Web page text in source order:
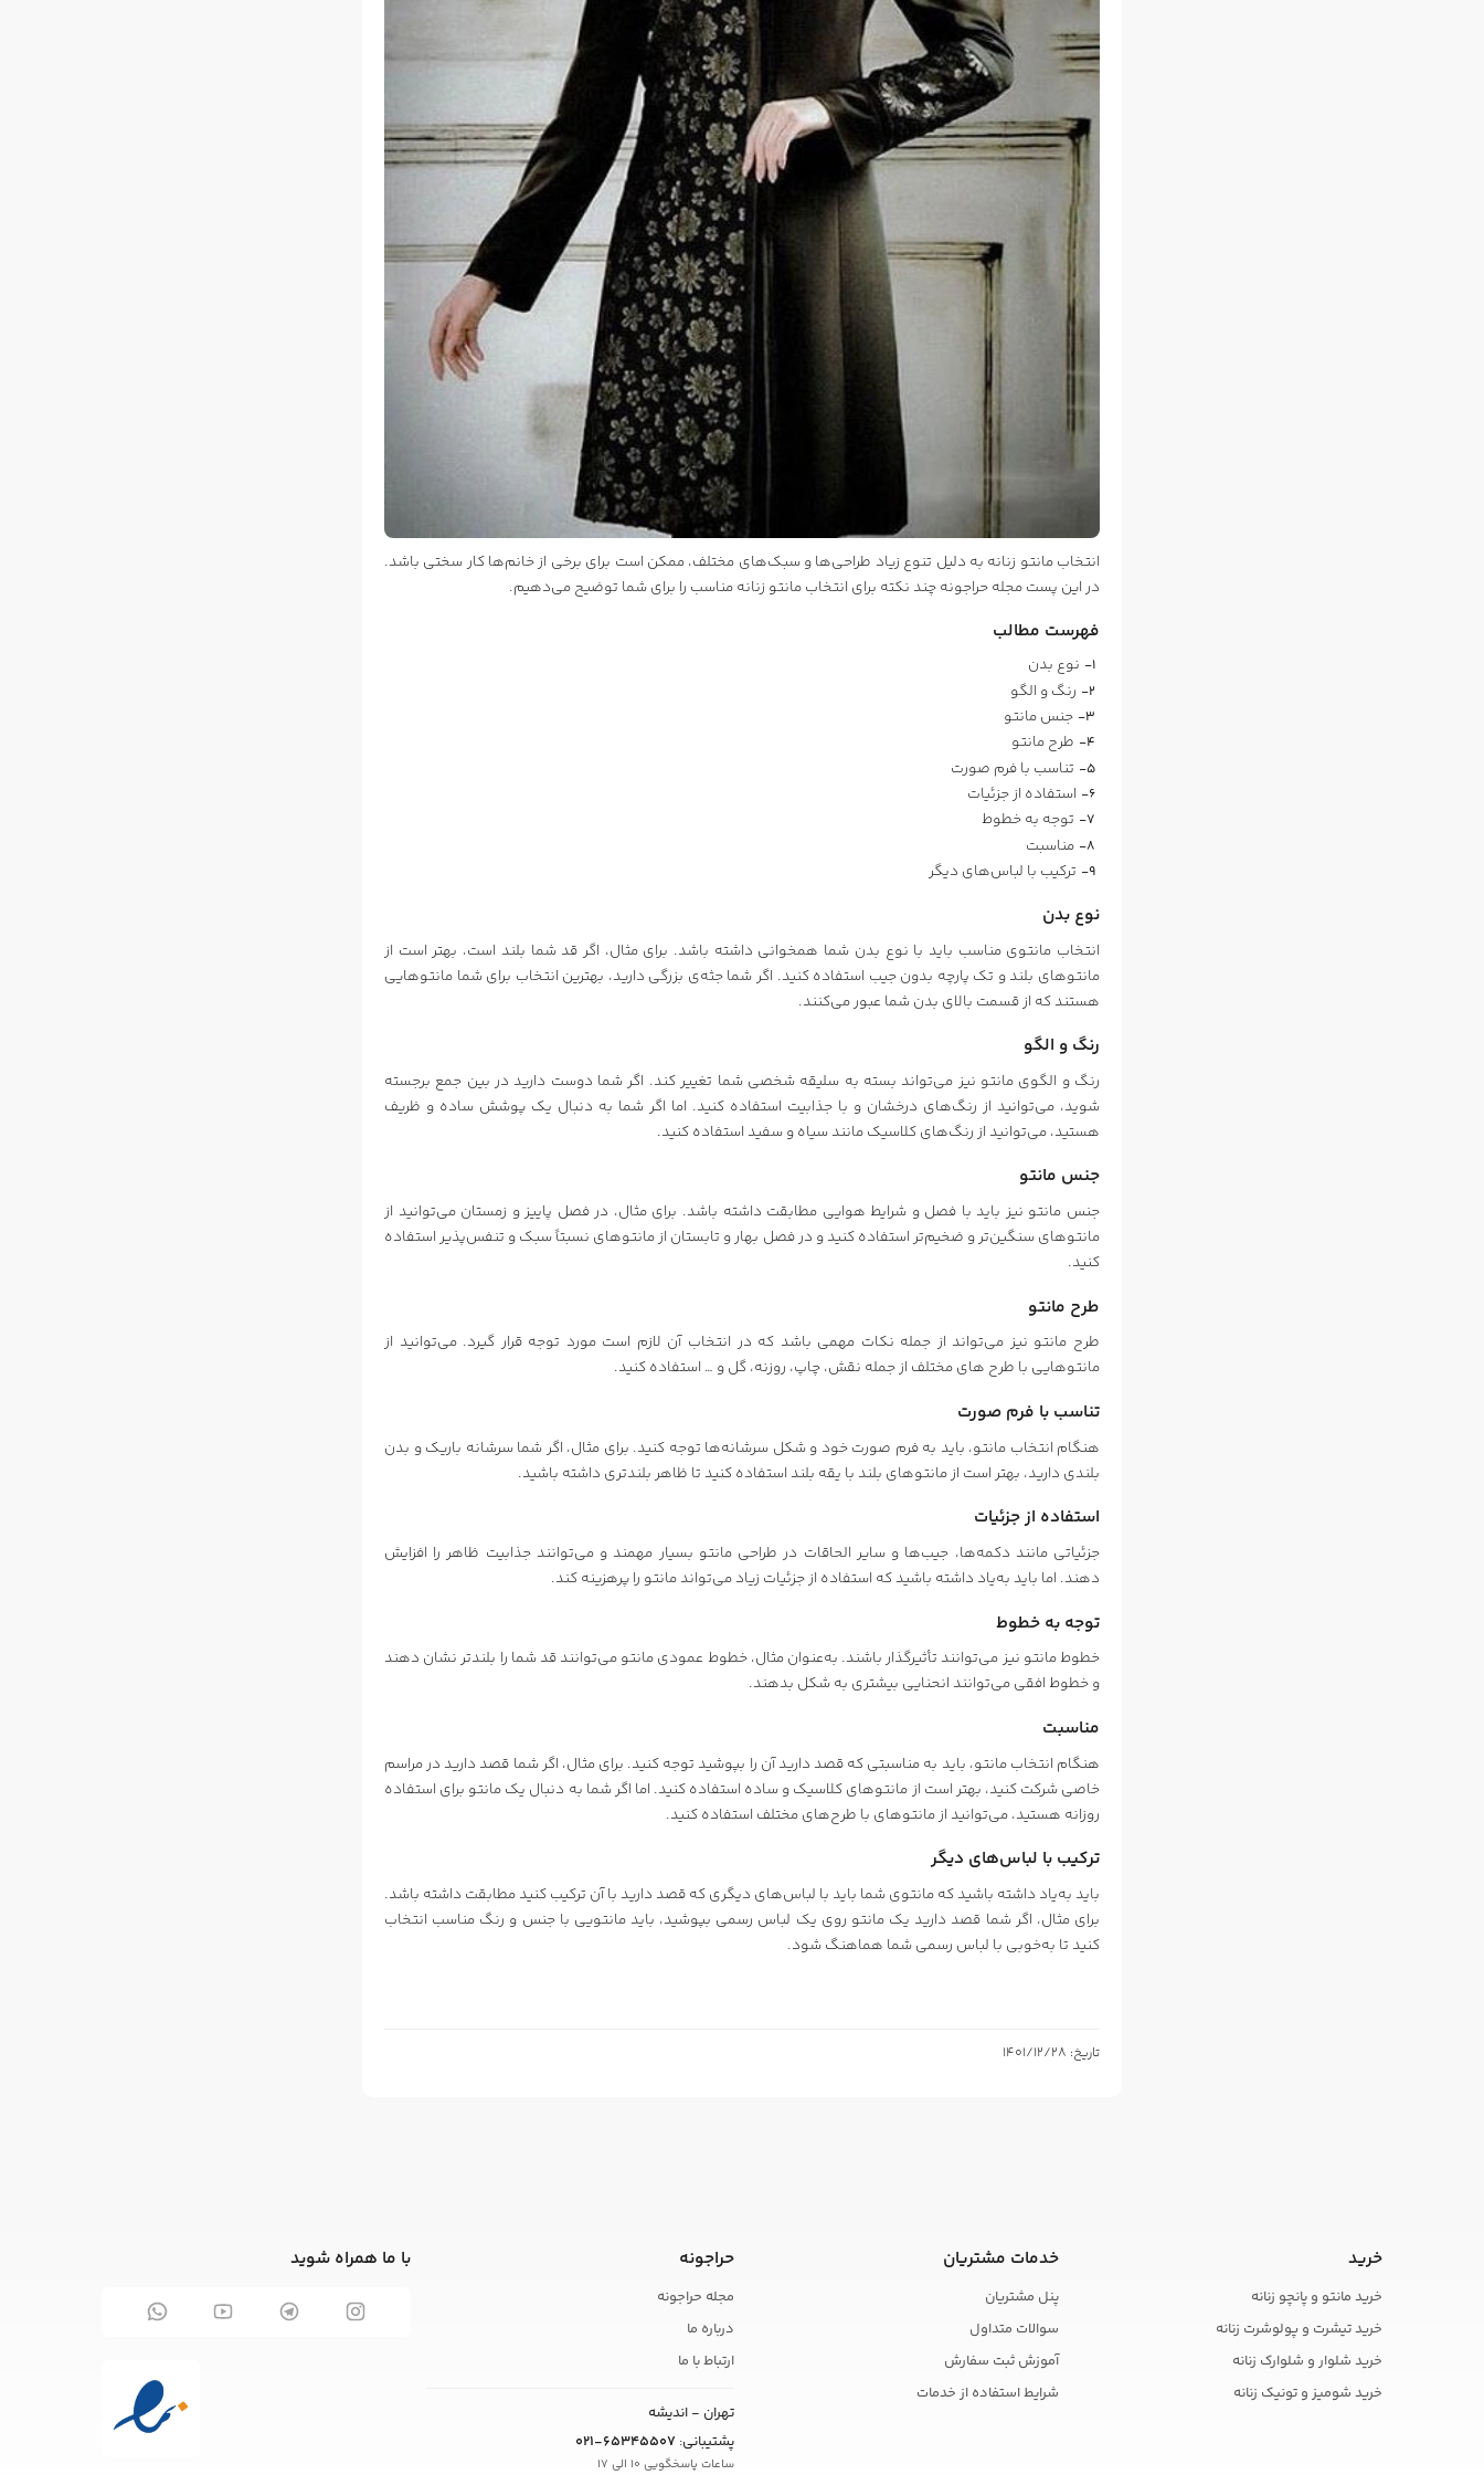
انتخاب مانتو زنانه به دلیل تنوع زیاد طراحی‌ها و سبک‌های مختلف، ممکن است برای برخی از خانم‌ها کار سختی باشد.
در این پستمجلهحراجونهچند نکته برای انتخاب مانتو زنانه مناسب را برای شما توضیح می‌دهیم.
فهرست مطالب
نوع بدن
رنگ و الگو
جنس مانتو
طرح مانتو
تناسب با فرم صورت
استفاده از جزئیات
توجه به خطوط
مناسبت
ترکیب با لباس‌های دیگر
نوع بدن
انتخاب مانتوی مناسب باید با نوع بدن شما همخوانی داشته باشد. برای مثال، اگر قد شما بلند است، بهتر است از
مانتوهای بلند و تک پارچه بدون جیب استفاده کنید. اگر شما جثه‌ی بزرگی دارید، بهترین انتخاب برای شما مانتوهایی
هستند که از قسمت بالای بدن شما عبور می‌کنند.
رنگ و الگو
رنگ و الگوی مانتو نیز می‌تواند بسته به سلیقه شخصی شما تغییر کند. اگر شما دوست دارید در بین جمع برجسته
شوید، می‌توانید از رنگ‌های درخشان و با جذابیت استفاده کنید. اما اگر شما به دنبال یک پوشش ساده و ظریف
هستید، می‌توانید از رنگ‌های کلاسیک مانند سیاه و سفید استفاده کنید.
جنس مانتو
جنس مانتو نیز باید با فصل و شرایط هوایی مطابقت داشته باشد. برای مثال، در فصل پاییز و زمستان می‌توانید از
مانتوهای سنگین‌تر و ضخیم‌تر استفاده کنید و در فصل بهار و تابستان از مانتوهای نسبتاً سبک و تنفس‌پذیر استفاده
کنید.
طرح مانتو
طرح مانتو نیز می‌تواند از جمله نکات مهمی باشد که در انتخاب آن لازم است مورد توجه قرار گیرد. می‌توانید از
مانتوهایی با طرح های مختلف از جمله نقش، چاپ، روزنه، گل و … استفاده کنید.
تناسب با فرم صورت
هنگام انتخاب مانتو، باید به فرم صورت خود و شکل سرشانه‌ها توجه کنید. برای مثال، اگر شما سرشانه باریک و بدن
بلندی دارید، بهتر است از مانتوهای بلند با یقه بلند استفاده کنید تا ظاهر بلندتری داشته باشید.
استفاده از جزئیات
جزئیاتی مانند دکمه‌ها، جیب‌ها و سایر الحاقات در طراحی مانتو بسیار مهمند و می‌توانند جذابیت ظاهر را افزایش
دهند. اما باید به‌یاد داشته باشید که استفاده از جزئیات زیاد می‌تواند مانتو را پرهزینه کند.
توجه به خطوط
خطوط مانتو نیز می‌توانند تأثیرگذار باشند. به‌عنوان مثال، خطوط عمودی مانتو می‌توانند قد شما را بلندتر نشان دهند
و خطوط افقی می‌توانند انحنایی بیشتری به شکل بدهند.
مناسبت
هنگام انتخاب مانتو، باید به مناسبتی که قصد دارید آن را بپوشید توجه کنید. برای مثال، اگر شما قصد دارید در مراسم
خاصی شرکت کنید، بهتر است از مانتوهای کلاسیک و ساده استفاده کنید. اما اگر شما به دنبال یک مانتو برای استفاده
روزانه هستید، می‌توانید از مانتوهای با طرح‌های مختلف استفاده کنید.
ترکیب با لباس‌های دیگر
باید به‌یاد داشته باشید که مانتوی شما باید با لباس‌های دیگری که قصد دارید با آن ترکیب کنید مطابقت داشته باشد.
برای مثال، اگر شما قصد دارید یک مانتو روی یک لباس رسمی بپوشید، باید مانتویی با جنس و رنگ مناسب انتخاب
کنید تا به‌خوبی با لباس رسمی شما هماهنگ شود.
تاریخ: 1401/12/28
خرید
خرید مانتو و پانچو زنانه
خرید تیشرت و پولوشرت زنانه
خرید شلوار و شلوارک زنانه
خرید شومیز و تونیک زنانه
خدمات مشتریان
پنل مشتریان
سوالات متداول
آموزش ثبت سفارش
شرایط استفاده از خدمات
حراجونه
مجله حراجونه
درباره ما
ارتباط با ما
تهران - اندیشه
پشتیبانی: 021-65345507
ساعات پاسخگویی 10 الی 17
با ما همراه شوید